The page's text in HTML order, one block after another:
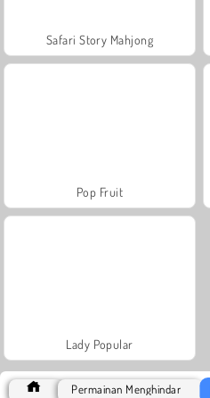
Safari Story Mahjong
Pop Fruit
Lady Popular
Permainan Menghindar